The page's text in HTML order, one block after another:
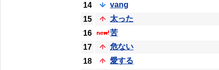
14
vang
15
太った
16
苦
17
危ない
18
愛する